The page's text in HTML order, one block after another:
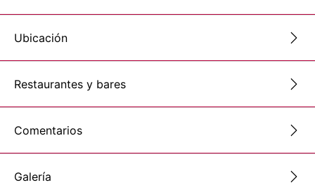
Ubicación
Restaurantes y bares
Comentarios
Galería